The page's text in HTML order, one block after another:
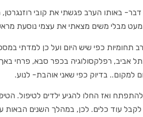
באותו הערב פגשתי את קובי
מבלי משים מצאתי את עצמי נוסעת
תחומיות כפי שיש היום ועל כן למדתי
אביב, רפלקסולוגיה בכפר סבא, פרחי
למקום.. בדיוק כפי שאני אוהבת- לנוע.
ואז החלו להגיע ילדים לטיפול.
לקבל עוד כלים. לכן, במהלך השנים